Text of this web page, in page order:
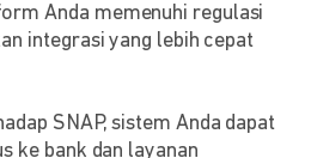
Anda memenuhi regulasi
integrasi yang lebih cepat
SNAP, sistem Anda dapat
ke bank dan layanan